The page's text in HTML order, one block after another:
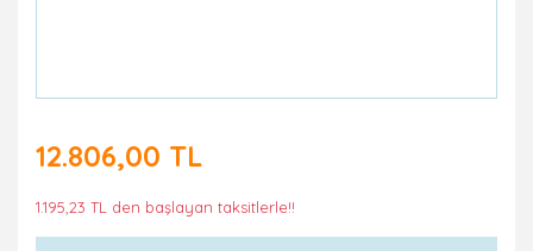
12.806,00 TL
1.195,23 TL den başlayan taksitlerle!!